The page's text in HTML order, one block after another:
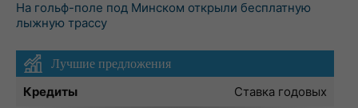
На гольф-поле под Минском открыли бесплатную
лыжную трассу
Лучшие предложения
Кредиты
Ставка годовых